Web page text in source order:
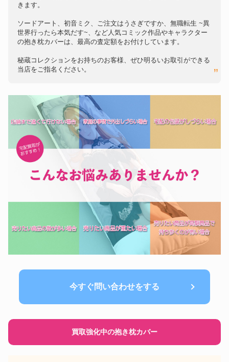
きます。
ソードアート、初音ミク、ご注文はうさぎですか、無職転生 ~異
世界行ったら本気だす~、など人気コミック作品やキャラクター
の抱き枕カバーは、最高の査定額をお付けしています。
秘蔵コレクションをお持ちのお客様、ぜひ明るいお取引ができる
当店をご指名ください。
今すぐ問い合わせをする
買取強化中の抱き枕カバー